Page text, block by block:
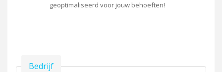
geoptimaliseerd voor jouw behoeften!
Verbergen
Bedrijf